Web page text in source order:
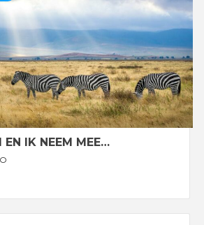
EN IK NEEM MEE…